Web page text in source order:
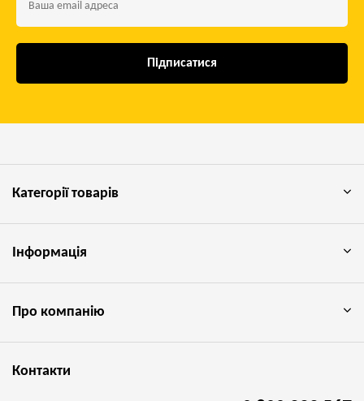
Підписатися
Категорії товарів
Інформація
Про компанію
Контакти